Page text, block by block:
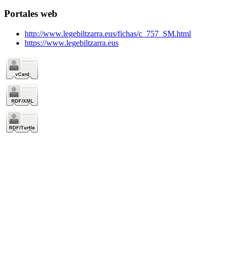
Portales web
http://www.legebiltzarra.eus/fichas/c_757_SM.html
https://www.legebiltzarra.eus